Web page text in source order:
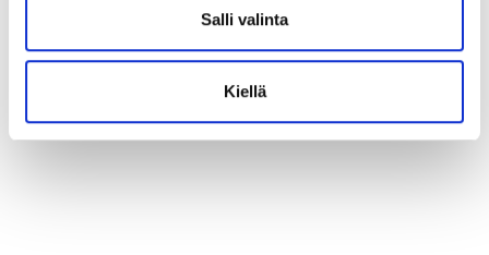
Salli valinta
Kiellä